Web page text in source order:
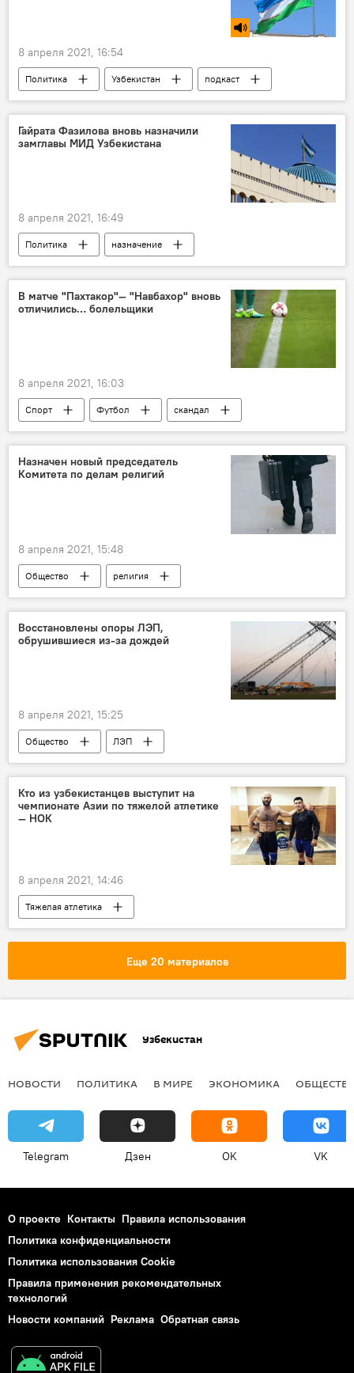
8 апреля 2021, 16:54
Политика Узбекистан
подкаст
Шавкат Мирзиёев
Садыр Жапаров
Кыргызстан
Гайрата Фазилова вновь назначили
замглавы МИД Узбекистана
8 апреля 2021, 16:49
Политика назначение
В матче "Пахтакор"— "Навбахор" вновь
отличились… болельщики
8 апреля 2021, 16:03
Спорт Футбол скандал
Назначен новый председатель
Комитета по делам религий
8 апреля 2021, 15:48
Общество
религия
Комитет по делам религии при правительстве Узбекистана
Восстановлены опоры ЛЭП,
обрушившиеся из-за дождей
8 апреля 2021, 15:25
Общество
ЛЭП
Сурхандарьинская область
дожди
Министерство энергетики Узбекистана
Кто из узбекистанцев выступит на
чемпионате Азии по тяжелой атлетике
— НОК
8 апреля 2021, 14:46
Тяжелая атлетика
Национальный Олимпийский комитет Узбекистана
Еще 20 материалов
Узбекистан
НОВОСТИ ПОЛИТИКА В МИРЕ ЭКОНОМИКА
Telegram Дзен OK VK
О проекте Контакты Правила использования
Политика конфиденциальности
Политика использования Cookie
Правила применения рекомендательных
технологий
Новости компаний Реклама Обратная связь